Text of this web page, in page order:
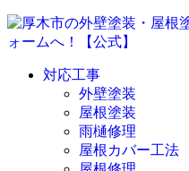
対応工事
外壁塗装
屋根塗装
雨樋修理
屋根カバー工法